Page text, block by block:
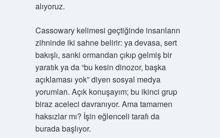
alıyoruz.
Cassowary kelimesi geçtiğinde insanların
zihninde iki sahne belirir: ya devasa, sert
bakışlı, sanki ormandan çıkıp gelmiş bir
yaratık ya da “bu kesin dinozor, başka
açıklaması yok” diyen sosyal medya
yorumları. Açık konuşayım; bu ikinci grup
biraz aceleci davranıyor. Ama tamamen
haksızlar mı? İşin eğlenceli tarafı da
burada başlıyor.